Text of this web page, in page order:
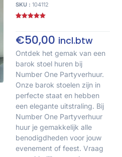
SKU : 104112
gebaseerd
opklant
waardering
€50,00 incl.btw
Ontdek het gemak van een
barok stoel huren bij
Number One Partyverhuur.
Onze barok stoelen zijn in
perfecte staat en hebben
een elegante uitstraling. Bij
Number One Partyverhuur
huur je gemakkelijk alle
benodigdheden voor jouw
evenement of feest. Vraag